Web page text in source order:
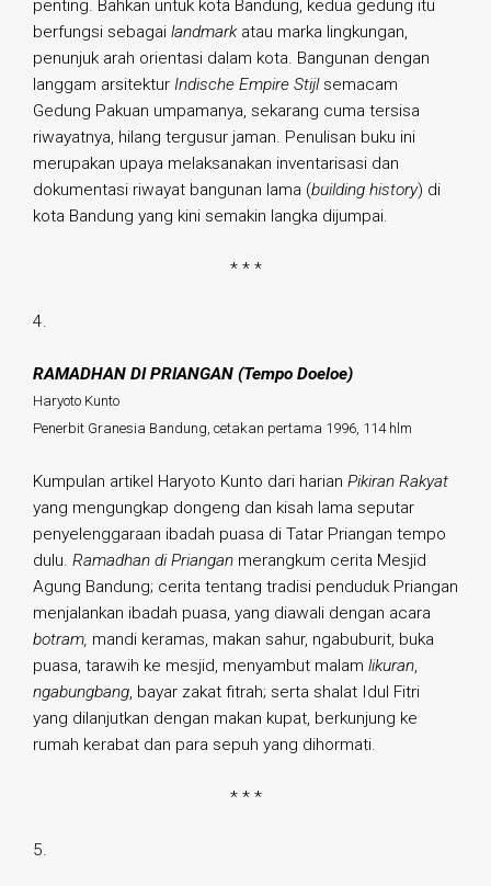
penting. Bahkan untuk kota Bandung, kedua gedung itu
berfungsi sebagai landmarkatau marka lingkungan,
penunjuk arah orientasi dalam kota. Bangunan dengan
langgam arsitektur Indische Empire Stijl semacam
Gedung Pakuan umpamanya, sekarang cuma tersisa
riwayatnya, hilang tergusur jaman. Penulisan buku ini
merupakan upaya melaksanakan inventarisasi dan
dokumentasi riwayat bangunan lama (building history) di
kota Bandung yang kini semakin langka dijumpai.
* * *
4.
RAMADHAN DI PRIANGAN (Tempo Doeloe)
Haryoto Kunto
Penerbit Granesia Bandung, cetakan pertama 1996, 114 hlm
Kumpulan artikel Haryoto Kunto dari harian Pikiran Rakyat
yang mengungkap dongeng dan kisah lama seputar
penyelenggaraan ibadah puasa di Tatar Priangan tempo
dulu. Ramadhan di Priangan merangkum cerita Mesjid
Agung Bandung; cerita tentang tradisi penduduk Priangan
menjalankan ibadah puasa, yang diawali dengan acara
botram, mandi keramas, makan sahur, ngabuburit, buka
puasa, tarawih ke mesjid, menyambut malam likuran,
ngabungbang, bayar zakat fitrah; serta shalat Idul Fitri
yang dilanjutkan dengan makan kupat, berkunjung ke
rumah kerabat dan para sepuh yang dihormati.
* * *
5.